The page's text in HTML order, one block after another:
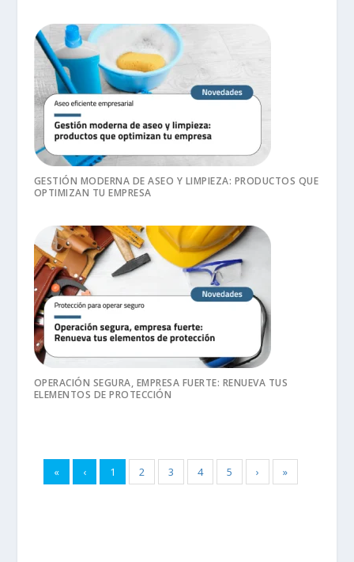
GESTIÓN MODERNA DE ASEO Y LIMPIEZA: PRODUCTOS QUE
OPTIMIZAN TU EMPRESA
OPERACIÓN SEGURA, EMPRESA FUERTE: RENUEVA TUS
ELEMENTOS DE PROTECCIÓN
« ‹ 1 2 3 4 5 › »